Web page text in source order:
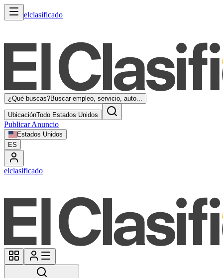
elclasificado
¿Qué buscas?Buscar empleo, servicio, auto...
UbicaciónTodo Estados Unidos
Publicar Anuncio
Estados Unidos
ES
elclasificado